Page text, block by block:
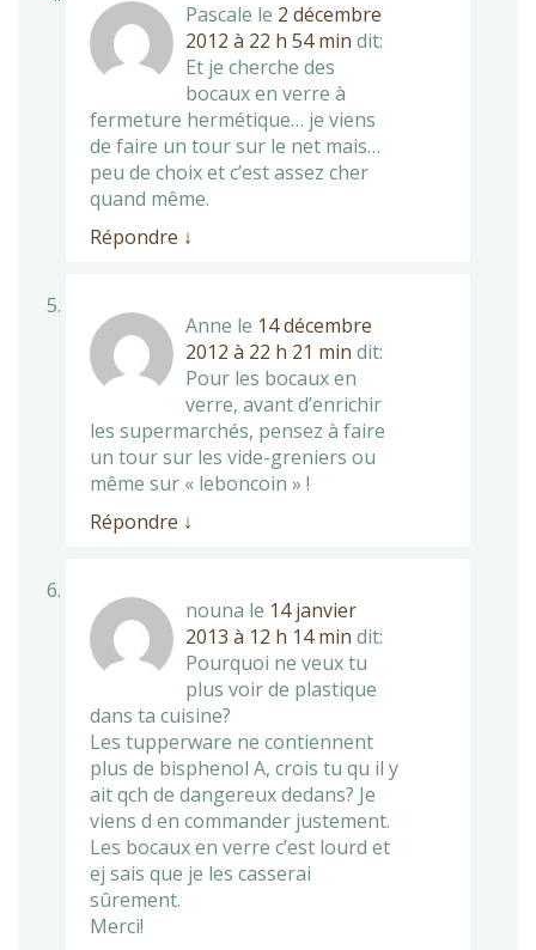
Pascale le 2 décembre
2012 à 22 h 54 min dit:
Et je cherche des
bocaux en verre à
fermeture hermétique… je viens
de faire un tour sur le net mais…
peu de choix et c’est assez cher
quand même.
Répondre ↓
Anne le 14 décembre
2012 à 22 h 21 min dit:
Pour les bocaux en
verre, avant d’enrichir
les supermarchés, pensez à faire
un tour sur les vide-greniers ou
même sur « leboncoin » !
Répondre ↓
nouna le 14 janvier
2013 à 12 h 14 min dit:
Pourquoi ne veux tu
plus voir de plastique
dans ta cuisine?
Les tupperware ne contiennent
plus de bisphenol A, crois tu qu il y
ait qch de dangereux dedans? Je
viens d en commander justement.
Les bocaux en verre c’est lourd et
ej sais que je les casserai
sûrement.
Merci!